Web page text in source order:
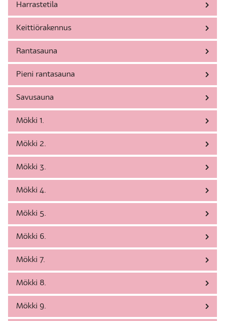
Harrastetila
Keittiörakennus
Rantasauna
Pieni rantasauna
Savusauna
Mökki 1.
Mökki 2.
Mökki 3.
Mökki 4.
Mökki 5.
Mökki 6.
Mökki 7.
Mökki 8.
Mökki 9.